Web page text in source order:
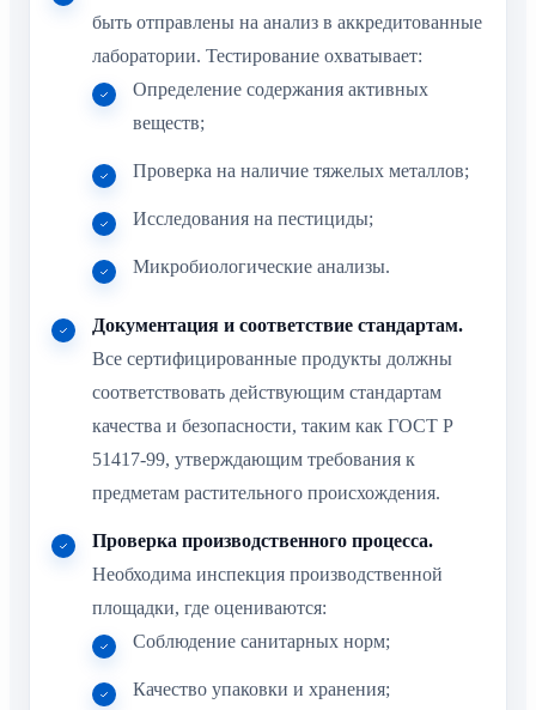
быть отправлены на анализ в аккредитованные
лаборатории. Тестирование охватывает:
Определение содержания активных
веществ;
Проверка на наличие тяжелых металлов;
Исследования на пестициды;
Микробиологические анализы.
Документация и соответствие стандартам.
Все сертифицированные продукты должны
соответствовать действующим стандартам
качества и безопасности, таким как ГОСТ Р
51417-99, утверждающим требования к
предметам растительного происхождения.
Проверка производственного процесса.
Необходима инспекция производственной
площадки, где оцениваются:
Соблюдение санитарных норм;
Качество упаковки и хранения;